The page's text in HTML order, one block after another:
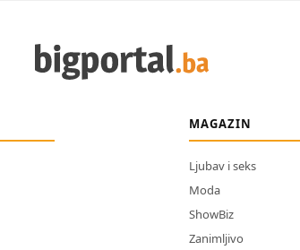
MAGAZIN
Ljubav i seks
Moda
ShowBiz
Zanimljivo